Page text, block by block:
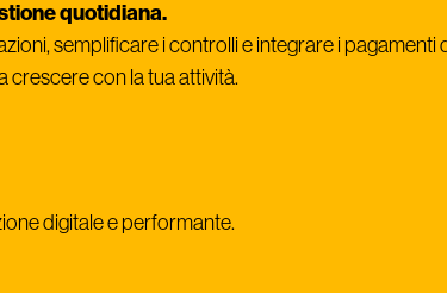
quotidiana.
semplificare i controlli e integrare i pagamenti
crescere con la tua attività.
digitale e performante.